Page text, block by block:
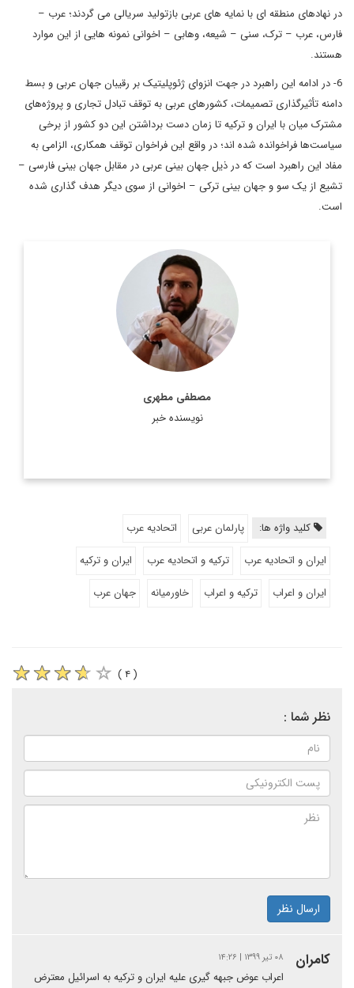
در نهادهای منطقه ای با نمایه های عربی بازتولید سریالی می گردند؛ عرب –
فارس، عرب – ترک، سنی – شیعه، وهابی – اخوانی نمونه هایی از این موارد
هستند.
6- در ادامه این راهبرد در جهت انزوای ژئوپلیتیک بر رقیبان جهان عربی و بسط
دامنه تأثیرگذاری تصمیمات، کشورهای عربی به توقف تبادل تجاری و پروژه‌های
مشترک میان با ایران و ترکیه تا زمان دست برداشتن این دو کشور از برخی
سیاست‌ها فراخوانده شده اند؛ در واقع این فراخوان توقف همکاری، الزامی به
مفاد این راهبرد است که در ذیل جهان بینی عربی در مقابل جهان بینی فارسی –
تشیع از یک سو و جهان بینی ترکی – اخوانی از سوی دیگر هدف گذاری شده
است.
مصطفی مطهری
نویسنده خبر
دکترای علوم سیاسی و کارشناس مسائل شبه جزیره عربستان
اطلاعات بیشتر
کلید واژه ها: پارلمان عربی
اتحادیه عرب
ایران و اتحادیه عرب
ترکیه و اتحادیه عرب
ایران و ترکیه
ایران و اعراب
ترکیه و اعراب خاورمیانه جهان عرب
( ۴ )
نظر شما :
ارسال نظر
كامران ۰۸ تیر ۱۳۹۹ | ۱۴:۲۶
اعراب عوض جبهه گیری علیه ایران و ترکیه به اسرائیل معترض